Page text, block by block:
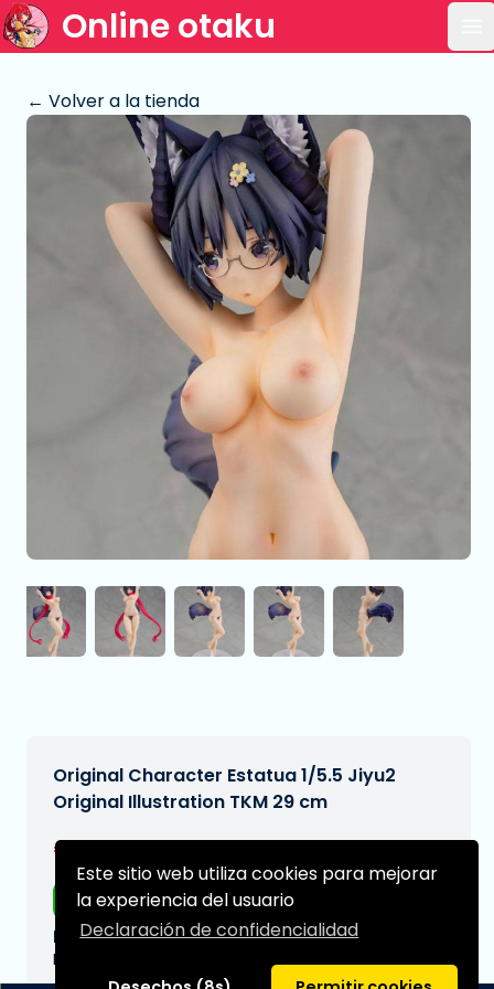
Este sitio web utiliza cookies para mejorar
la experiencia del usuario
Declaración de confidencialidad
Online otaku
← Volver a la tienda
Original Character Estatua 1/5.5 Jiyu2
Original Illustration TKM 29 cm
€232,95
Envío gratis
Fecha de entrega prevista:
N/A